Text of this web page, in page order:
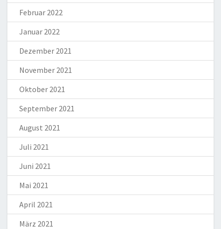
Februar 2022
Januar 2022
Dezember 2021
November 2021
Oktober 2021
September 2021
August 2021
Juli 2021
Juni 2021
Mai 2021
April 2021
März 2021